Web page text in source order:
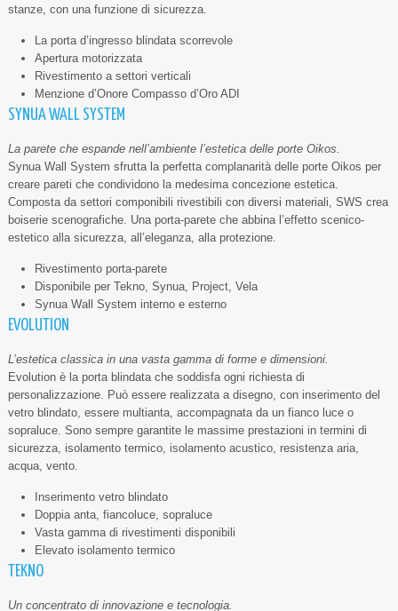
stanze, con una funzione di sicurezza.
La porta d’ingresso blindata scorrevole
Apertura motorizzata
Rivestimento a settori verticali
Menzione d’Onore Compasso d’Oro ADI
SYNUA WALL SYSTEM
La parete che espande nell’ambiente l’estetica delle porte Oikos.
Synua Wall System sfrutta la perfetta complanarità delle porte Oikos per
creare pareti che condividono la medesima concezione estetica.
Composta da settori componibili rivestibili con diversi materiali, SWS crea
boiserie scenografiche. Una porta-parete che abbina l’effetto scenico-
estetico alla sicurezza, all’eleganza, alla protezione.
Rivestimento porta-parete
Disponibile per Tekno, Synua, Project, Vela
Synua Wall System interno e esterno
EVOLUTION
L’estetica classica in una vasta gamma di forme e dimensioni.
Evolution è la porta blindata che soddisfa ogni richiesta di
personalizzazione. Può essere realizzata a disegno, con inserimento del
vetro blindato, essere multianta, accompagnata da un fianco luce o
sopraluce. Sono sempre garantite le massime prestazioni in termini di
sicurezza, isolamento termico, isolamento acustico, resistenza aria,
acqua, vento.
Inserimento vetro blindato
Doppia anta, fiancoluce, sopraluce
Vasta gamma di rivestimenti disponibili
Elevato isolamento termico
TEKNO
Un concentrato di innovazione e tecnologia.